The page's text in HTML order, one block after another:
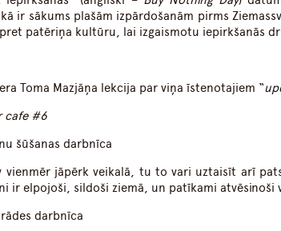
ir sākums plašām izpārdošanām pirms
patēriņa kultūru, lai izgaismotu iepirkšanās
Toma Mazjāņa lekcija par viņa īstenotajiem “
cafe #6
šūšanas darbnīca
vienmēr jāpērk veikalā, tu to vari uztaisīt arī
ir elpojoši, sildoši ziemā, un patīkami atvēsinoši
darbnīca